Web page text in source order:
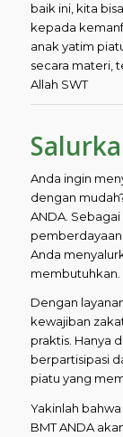
baik ini, kita
kepada
anak yatim
secara materi,
Allah SWT
Anda ingin
dengan
ANDA.
Anda
membutuhkan.
Dengan
kewajiban
praktis. Hanya
berpartisipasi
piatu yang
Yakinlah
BMT ANDA